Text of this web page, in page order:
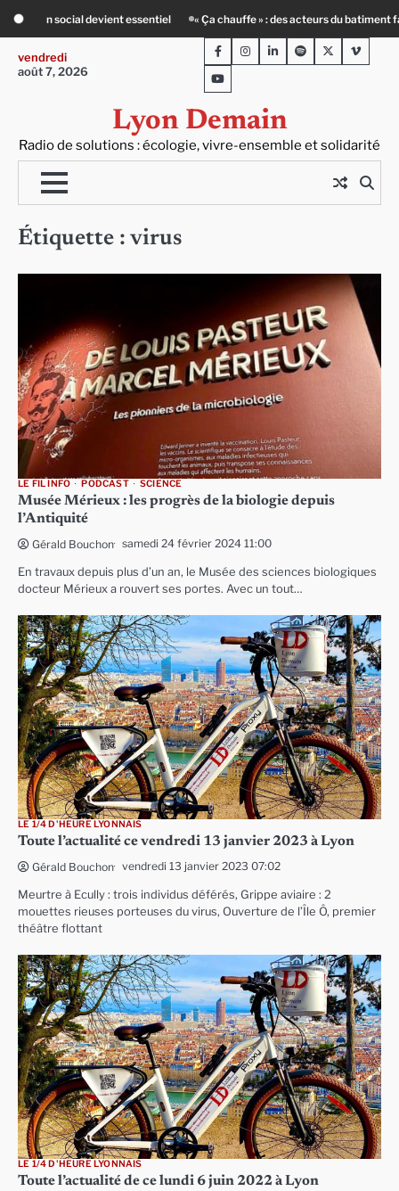
Skip
content
chauffe » : des acteurs du batiment face au défi climatique Entourage :
vendredi
août 7, 2026
Lyon Demain
Radio de solutions : écologie, vivre-ensemble et solidarité
FacebookInstagram
LinkedInSpotifyTwitterViméo
Youtube
Étiquette : virus
LE FIL INFO PODCAST SCIENCE
Musée Mérieux : les progrès de la biologie depuis
l’Antiquité
Gérald Bouchon samedi 24 février 2024 11:00
En travaux depuis plus d’un an, le Musée des sciences biologiques
docteur Mérieux a rouvert ses portes. Avec un tout…
LE 1/4 D'HEURE LYONNAIS
Toute l’actualité ce vendredi 13 janvier 2023 à Lyon
Gérald Bouchon vendredi 13 janvier 2023 07:02
Meurtre à Ecully : trois individus déférés, Grippe aviaire : 2
mouettes rieuses porteuses du virus, Ouverture de l’Île Ô, premier
théâtre flottant
LE 1/4 D'HEURE LYONNAIS
Toute l’actualité de ce lundi 6 juin 2022 à Lyon